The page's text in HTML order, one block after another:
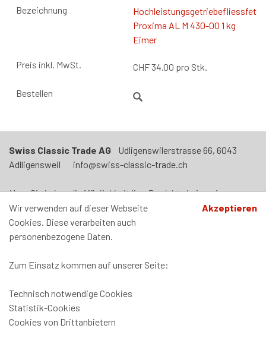
Hochleistungsgetriebefliessfett
Proxima AL M 430-00 1 kg
Eimer
CHF34.00 pro Stk.
Swiss Classic Trade AG Udligenswilerstrasse 66, 6043
Adlligensweil info@swiss-classic-trade.ch
Neu: Sie haben die Möglichkeit Ihre Produkte bei uns in
Adligenswil abzuholen. Termin nach Vereinbarung. Unser Laden
ist jeden Mittwoch von 09h00 - 12h00 und von 14h00-17h00
geöffnet.
Zahlung und Versand
Datenschutz
Wir verwenden auf dieser Webseite
Cookies. Diese verarbeiten auch
personenbezogene Daten.
Zum Einsatz kommen auf unserer Seite:
Technisch notwendige Cookies
Statistik-Cookies
Cookies von Drittanbietern
Akzeptieren